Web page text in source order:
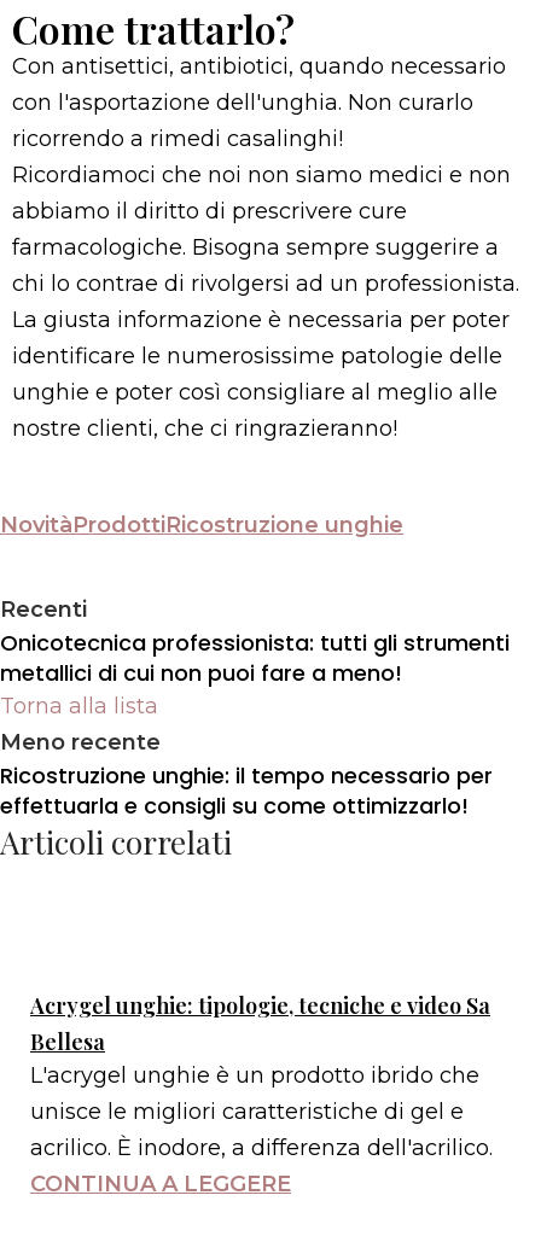
Come trattarlo?
Con antisettici, antibiotici, quando necessario
con l'asportazione dell'unghia. Non curarlo
ricorrendo a rimedi casalinghi!
Ricordiamoci che noi non siamo medici e non
abbiamo il diritto di prescrivere cure
farmacologiche. Bisogna sempre suggerire a
chi lo contrae di rivolgersi ad un professionista.
La giusta informazione è necessaria per poter
identificare le numerosissime patologie delle
unghie e poter così consigliare al meglio alle
nostre clienti, che ci ringrazieranno!
NovitàProdottiRicostruzione unghie
Recenti
Onicotecnica professionista: tutti gli strumenti
metallici di cui non puoi fare a meno!
Torna alla lista
Meno recente
Ricostruzione unghie: il tempo necessario per
effettuarla e consigli su come ottimizzarlo!
Articoli correlati
Acrygel unghie: tipologie, tecniche e video Sa
Bellesa
L'acrygel unghie è un prodotto ibrido che
unisce le migliori caratteristiche di gel e
acrilico. È inodore, a differenza dell'acrilico.
CONTINUA A LEGGERE